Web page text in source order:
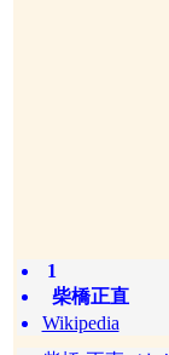
1
柴橋正直
Wikipedia